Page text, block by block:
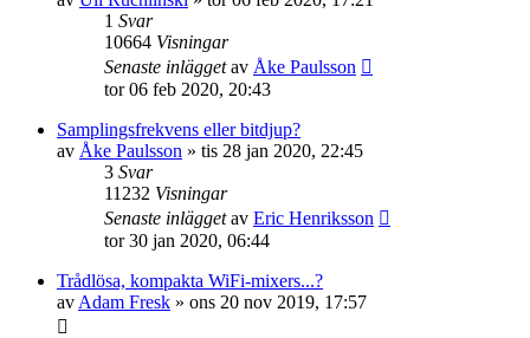
1 Svar
10664 Visningar
Senaste inläggetav Åke Paulsson
tor 06 feb 2020, 20:43
Samplingsfrekvens eller bitdjup?
av Åke Paulsson » tis 28 jan 2020, 22:45
3 Svar
11232 Visningar
Senaste inläggetav Eric Henriksson
tor 30 jan 2020, 06:44
Trådlösa, kompakta WiFi-mixers...?
av Adam Fresk » ons 20 nov 2019, 17:57